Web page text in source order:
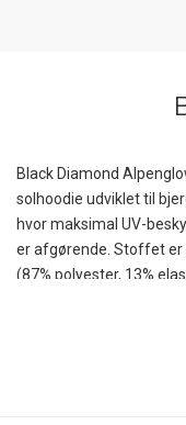
Black Diamond
solhoodie udviklet til
hvor maksimal UV-
er afgørende. Stoffet
(87% polyester, 13%